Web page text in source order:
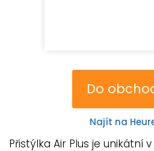
Do
Najít na
Přistýlka Air Plus je unikátní